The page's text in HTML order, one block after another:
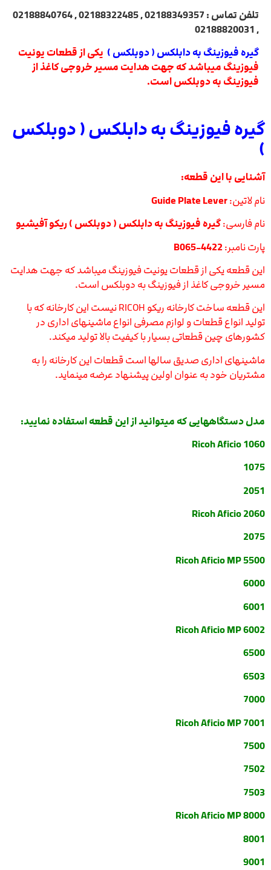
تلفن تماس : 02188349357 , 02188322485 , 02188840764
, 02188820031
گیره فیوزینگ به دابلکس ( دوبلکس ) یکی از قطعات یونیت
فیوزینگ میباشد که جهت هدایت مسیر خروجی کاغذ از
فیوزینگ به دوبلکس است.
گیره فیوزینگ به دابلکس ( دوبلکس
)
آشنایی با این قطعه:
نام لاتین:Guide Plate Lever
نام فارسی:گیره فیوزینگ به دابلکس ( دوبلکس ) ریکو آفیشیو
پارت نامبر:
این قطعه یکی از قطعات یونیت فیوزینگ میباشد که جهت هدایت
مسیر خروجی کاغذ از فیوزینگ به دوبلکس است.
این قطعه ساخت کارخانه ریکو RICOH نیست این کارخانه که با
تولید انواع قطعات و لوازم مصرفی انواع ماشینهای اداری در
کشورهای چین قطعاتی بسیار با کیفیت بالا تولید میکند.
ماشینهای اداری صدیق سالها است قطعات این کارخانه را به
مشتریان خود به عنوان اولین پیشنهاد عرضه مینماید.
مدل دستگاههایی که میتوانید از این قطعه استفاده نمایید:
Ricoh Aficio 1060
1075
2051
Ricoh Aficio 2060
2075
Ricoh Aficio MP 5500
6000
6001
Ricoh Aficio MP 6002
6500
6503
7000
Ricoh Aficio MP 7001
7500
7502
7503
Ricoh Aficio MP 8000
8001
9001